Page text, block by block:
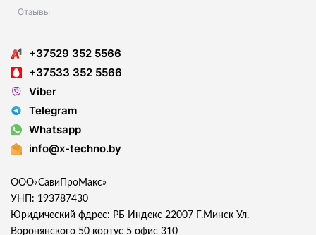
Отзывы
+37529 352 5566
+37533 352 5566
Viber
Telegram
Whatsapp
info@x-techno.by
ООО«СавиПроМакс»
УНП: 193787430
Юридический фдрес: РБ Индекс 22007 Г.Минск Ул.
Воронянского 50 кортус 5 офис 310